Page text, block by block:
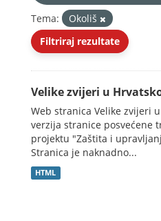
Tema:
Okoliš
Filtriraj rezultate
Velike zvijeri u
Web stranica Velike zvijeri
verzija stranice posvećene
projektu "Zaštita i
Stranica je naknadno...
HTML